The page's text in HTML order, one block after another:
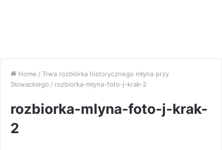
Home / Trwa rozbiórka historycznego młyna przy
Słowackiego / rozbiorka-mlyna-foto-j-krak-2
rozbiorka-mlyna-foto-j-krak-
2